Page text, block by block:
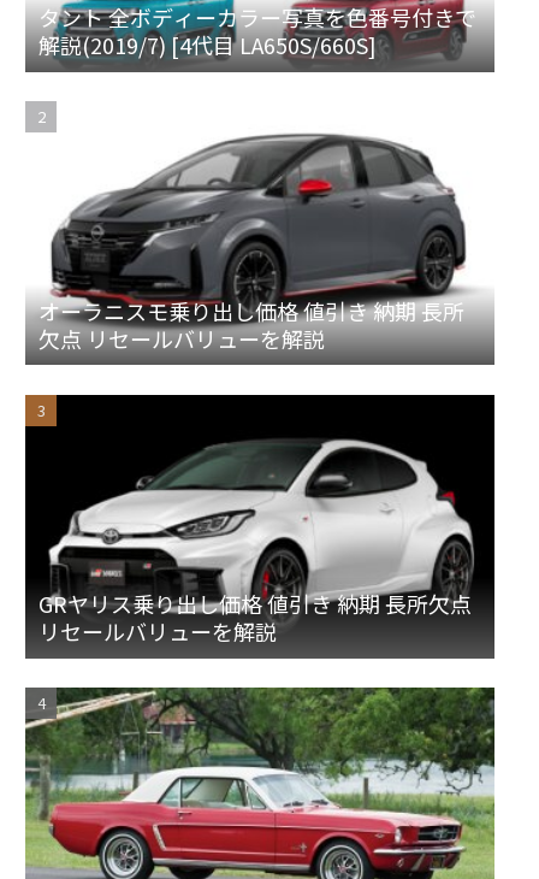
タント 全ボディーカラー写真を色番号付きで
解説(2019/7) [4代目 LA650S/660S]
オーラニスモ乗り出し価格 値引き 納期 長所
欠点 リセールバリューを解説
GRヤリス乗り出し価格 値引き 納期 長所欠点
リセールバリューを解説